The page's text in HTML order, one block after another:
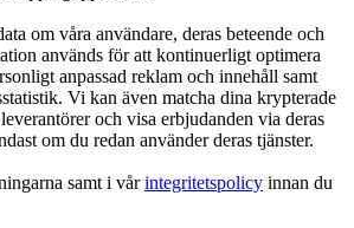
om våra användare, deras beteende och
används för att kontinuerligt optimera
anpassad reklam och innehåll samt
Vi kan även matcha dina krypterade
och visa erbjudanden via deras
om du redan använder deras tjänster.
samt i vårintegritetspolicy innan du